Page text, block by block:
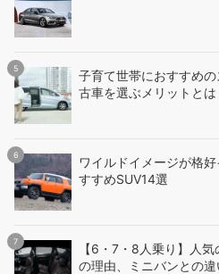
子育て世帯におすすめ
古車を選ぶメリットとは
ワイルドイメージが格
すすめSUV14選
【6・7・8人乗り】人
の理由、ミニバンとの